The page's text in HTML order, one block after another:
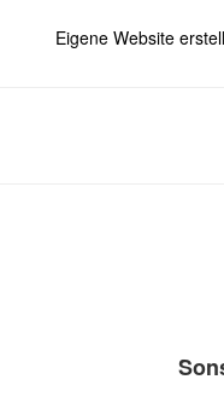
Eigene Website